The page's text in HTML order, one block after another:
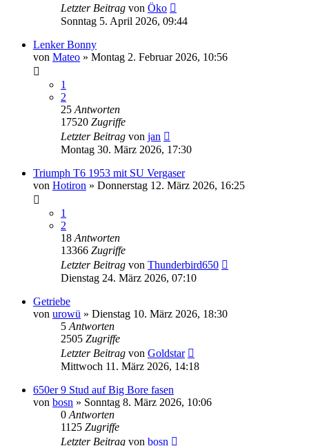
Letzter Beitrag von Öko
Sonntag 5. April 2026, 09:44
Lenker Bonny
von Mateo » Montag 2. Februar 2026, 10:56
1
2
25 Antworten
17520 Zugriffe
Letzter Beitrag von jan
Montag 30. März 2026, 17:30
Triumph T6 1953 mit SU Vergaser
von Hotiron » Donnerstag 12. März 2026, 16:25
1
2
18 Antworten
13366 Zugriffe
Letzter Beitrag von Thunderbird650
Dienstag 24. März 2026, 07:10
Getriebe
von urowü » Dienstag 10. März 2026, 18:30
5 Antworten
2505 Zugriffe
Letzter Beitrag von Goldstar
Mittwoch 11. März 2026, 14:18
650er 9 Stud auf Big Bore fasen
von bosn » Sonntag 8. März 2026, 10:06
0 Antworten
1125 Zugriffe
Letzter Beitrag von bosn